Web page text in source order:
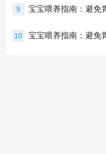
9 宝宝喂养指南：避免
10 宝宝喂养指南：避免